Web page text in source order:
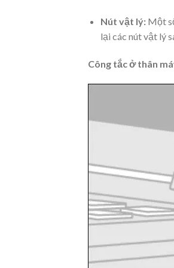
Nút vật lý: Một
lại các nút vật lý
Công tắc ở thân